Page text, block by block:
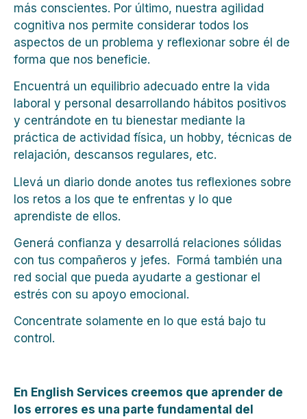
más conscientes. Por último, nuestra agilidad
cognitiva nos permite considerar todos los
aspectos de un problema y reflexionar sobre él de
forma que nos beneficie.
Encuentrá un equilibrio adecuado entre la vida
laboral y personal desarrollando hábitos positivos
y centrándote en tu bienestar mediante la
práctica de actividad física, un hobby, técnicas de
relajación, descansos regulares, etc.
Llevá un diario donde anotes tus reflexiones sobre
los retos a los que te enfrentas y lo que
aprendiste de ellos.
Generá confianza y desarrollá relaciones sólidas
con tus compañeros y jefes. Formá también una
red social que pueda ayudarte a gestionar el
estrés con su apoyo emocional.
Concentrate solamente en lo que está bajo tu
control.
En English Services creemos que aprender de
los errores es una parte fundamental del